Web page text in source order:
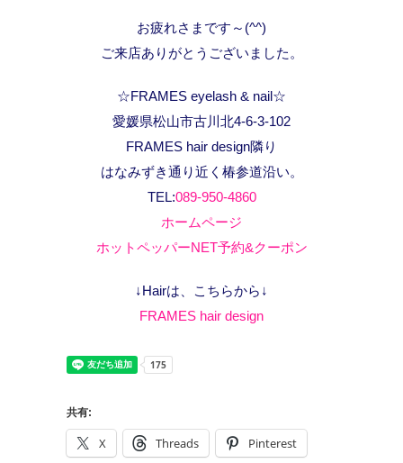
お疲れさまです～(^^)
ご来店ありがとうございました。
☆FRAMES eyelash & nail☆
愛媛県松山市古川北4-6-3-102
FRAMES hair design隣り
はなみずき通り近く椿参道沿い。
TEL:089-950-4860
ホームページ
ホットペッパーNET予約&クーポン
↓Hairは、こちらから↓
FRAMES hair design
共有:
X Threads Pinterest